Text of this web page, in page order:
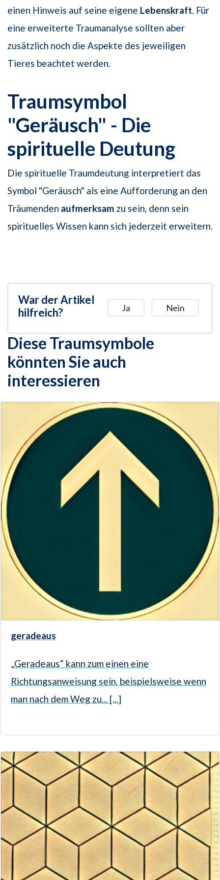
einen Hinweis auf seine eigene Lebenskraft . Für
eine erweiterte Traumanalyse sollten aber
zusätzlich noch die Aspekte des jeweiligen
Tieres beachtet werden.
Traumsymbol
"Geräusch" - Die
spirituelle Deutung
Die spirituelle Traumdeutung interpretiert das
Symbol "Geräusch" als eine Aufforderung an den
Träumenden aufmerksam zu sein, denn sein
spirituelles Wissen kann sich jederzeit erweitern.
War der Artikel
hilfreich?
Ja Nein
Diese Traumsymbole
könnten Sie auch
interessieren
geradeaus
„Geradeaus“ kann zum einen eine
Richtungsanweisung sein, beispielsweise wenn
man nach dem Weg zu... [...]